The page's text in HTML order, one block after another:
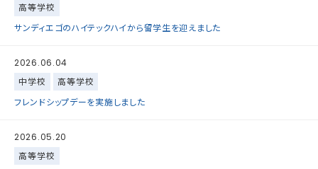
高等学校
サンディエゴのハイテックハイから留学生を迎えました
2026.06.04
中学校
高等学校
フレンドシップデーを実施しました
2026.05.20
高等学校